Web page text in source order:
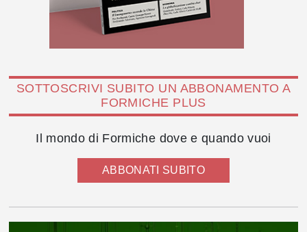
SOTTOSCRIVI SUBITO UN ABBONAMENTO A
FORMICHE PLUS
Il mondo di Formiche dove e quando vuoi
ABBONATI SUBITO